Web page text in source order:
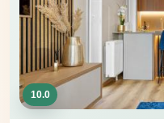
10.0